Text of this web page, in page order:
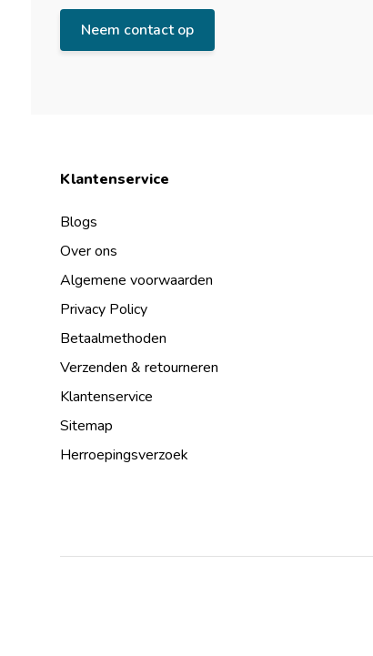
Neem contact op
Klantenservice
Blogs
Over ons
Algemene voorwaarden
Privacy Policy
Betaalmethoden
Verzenden & retourneren
Klantenservice
Sitemap
Herroepingsverzoek